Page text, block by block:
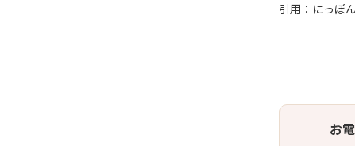
引用：にっぽ
お